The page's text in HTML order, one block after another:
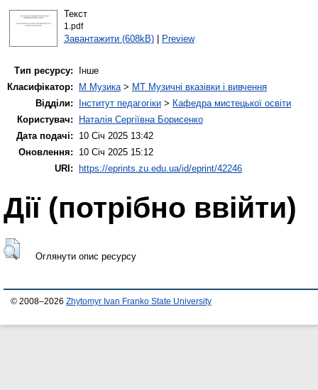
Текст
1.pdf
Завантажити (608kB)| Preview
Тип ресурсу:
Інше
Класифікатор:
M Музика> MT Музичні вказівки і вивчення
Відділи:
Інститут педагогіки > Кафедра мистецької освіти
Користувач:
Наталія Сергіївна Борисенко
Дата подачі:
10 Січ 2025 13:42
Оновлення:
10 Січ 2025 15:12
URI:
https://eprints.zu.edu.ua/id/eprint/42246
Дії ​​(потрібно ввійти)
Оглянути опис ресурсу
© 2008–2026 Zhytomyr Ivan Franko State University